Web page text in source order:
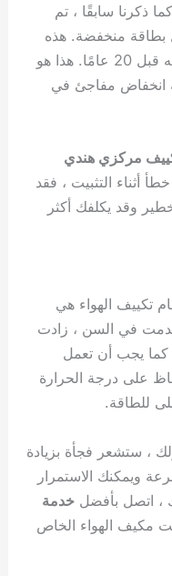
ذكرنا سابقًا ، تم
بطاقة منخفضة. هذه
الأنظمة متقدمة للغاية عما كانت عليه قبل 20 عامًا. هذا هو
انخفاض مفاجئ في
مركزي هندي
أثناء التثبيت ، فقد
وقد يكلفك أكثر
تكييف الهواء هي
في السن ، زادت
يجب أن تعمل
على درجة الحرارة
للطاقة.
، ستشعر فجأة بزيادة
ويمكنك الاستمرار
، اتصل بأفضلخدمة
مكيف الهواء الخاص